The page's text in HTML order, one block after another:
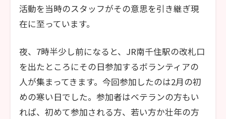
活動を当時のスタッフがその意思を引き継ぎ現
在に至っています。
夜、7時半少し前になると、JR南千住駅の改札口
を出たところにその日参加するボランティアの
人が集まってきます。今回参加したのは2月の初
めの寒い日でした。参加者はベテランの方もい
れば、初めて参加される方、若い方か壮年の方